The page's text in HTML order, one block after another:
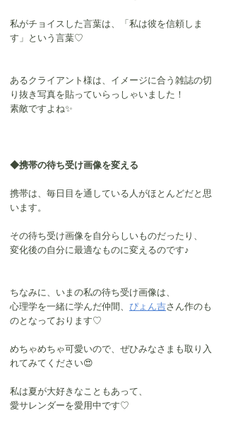
私がチョイスした言葉は、「私は彼を信頼しま
す」という言葉♡
あるクライアント様は、イメージに合う雑誌の切
り抜き写真を貼っていらっしゃいました！
素敵ですよね✨
◆携帯の待ち受け画像を変える
携帯は、毎日目を通している人がほとんどだと思
います。
その待ち受け画像を自分らしいものだったり、
変化後の自分に最適なものに変えるのです♪
ちなみに、いまの私の待ち受け画像は、
心理学を一緒に学んだ仲間、 ぴょん吉さん作のも
のとなっております♡
めちゃめちゃ可愛いので、ぜひみなさまも取り入
れてみてください😍
私は夏が大好きなこともあって、
愛サレンダーを愛用中です♡